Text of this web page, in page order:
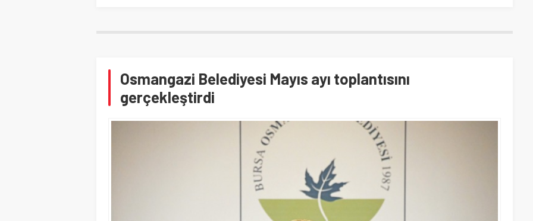
Osmangazi Belediyesi Mayıs ayı toplantısını
gerçekleştirdi